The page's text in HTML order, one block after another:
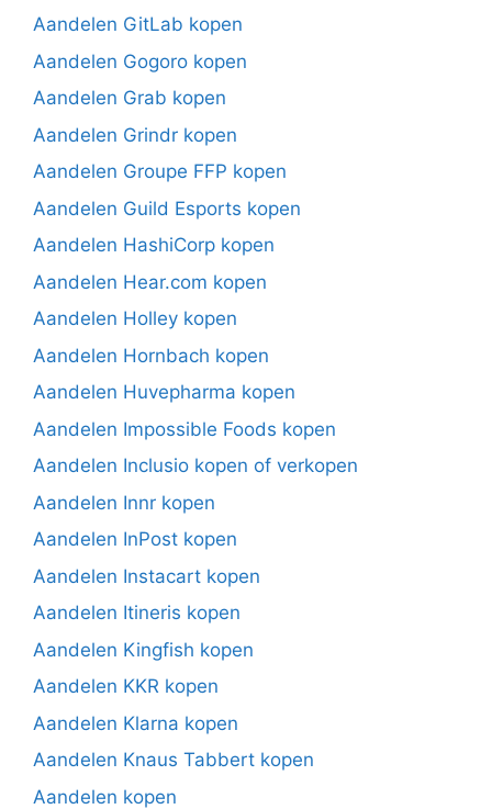
Aandelen GitLab kopen
Aandelen Gogoro kopen
Aandelen Grab kopen
Aandelen Grindr kopen
Aandelen Groupe FFP kopen
Aandelen Guild Esports kopen
Aandelen HashiCorp kopen
Aandelen Hear.com kopen
Aandelen Holley kopen
Aandelen Hornbach kopen
Aandelen Huvepharma kopen
Aandelen Impossible Foods kopen
Aandelen Inclusio kopen of verkopen
Aandelen Innr kopen
Aandelen InPost kopen
Aandelen Instacart kopen
Aandelen Itineris kopen
Aandelen Kingfish kopen
Aandelen KKR kopen
Aandelen Klarna kopen
Aandelen Knaus Tabbert kopen
Aandelen kopen